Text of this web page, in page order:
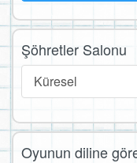
Şöhretler Salonu
Küresel
Oyunun diline